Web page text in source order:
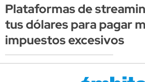
Plataformas de
tus dólares para pagar
impuestos excesivos